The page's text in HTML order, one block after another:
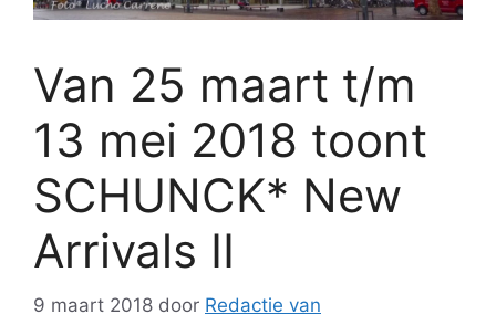
Van 25 maart t/m
13 mei 2018 toont
SCHUNCK* New
Arrivals II
9 maart 2018 door Redactie van